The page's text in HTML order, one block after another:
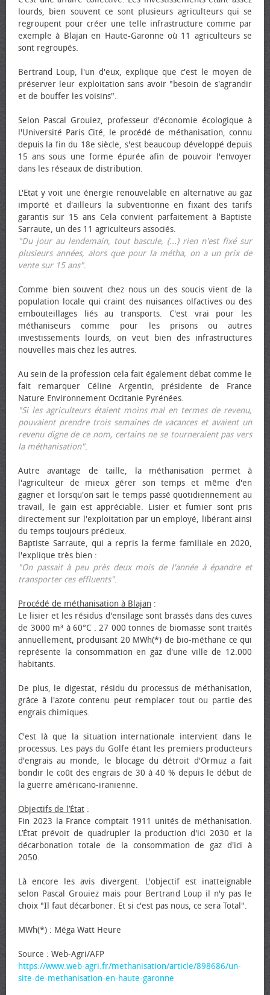
lourds, bien souvent ce sont plusieurs agriculteurs qui se
regroupent pour créer une telle infrastructure comme par
exemple à Blajan en Haute-Garonne où 11 agriculteurs se
sont regroupés.
Bertrand Loup, l'un d'eux, explique que c'est le moyen de
préserver leur exploitation sans avoir "besoin de s'agrandir
et de bouffer les voisins".
Selon Pascal Grouiez, professeur d'économie écologique à
l'Université Paris Cité, le procédé de méthanisation, connu
depuis la fin du 18e siècle, s'est beaucoup développé depuis
15 ans sous une forme épurée afin de pouvoir l'envoyer
dans les réseaux de distribution.
L'Etat y voit une énergie renouvelable en alternative au gaz
importé et d'ailleurs la subventionne en fixant des tarifs
garantis sur 15 ans Cela convient parfaitement à Baptiste
Sarraute, un des 11 agriculteurs associés.
"Du jour au lendemain, tout bascule, (...) rien n'est fixé sur
plusieurs années, alors que pour la métha, on a un prix de
vente sur 15 ans".
Comme bien souvent chez nous un des soucis vient de la
population locale qui craint des nuisances olfactives ou des
embouteillages liés au transports. C'est vrai pour les
méthaniseurs comme pour les prisons ou autres
investissements lourds, on veut bien des infrastructures
nouvelles mais chez les autres.
Au sein de la profession cela fait également débat comme le
fait remarquer Céline Argentin, présidente de France
Nature Environnement Occitanie Pyrénées.
"Si les agriculteurs étaient moins mal en termes de revenu,
pouvaient prendre trois semaines de vacances et avaient un
revenu digne de ce nom, certains ne se tourneraient pas vers
la méthanisation".
Autre avantage de taille, la méthanisation permet à
l'agriculteur de mieux gérer son temps et même d'en
gagner et lorsqu'on sait le temps passé quotidiennement au
travail, le gain est appréciable. Lisier et fumier sont pris
directement sur l'exploitation par un employé, libérant ainsi
du temps toujours précieux.
Baptiste Sarraute, qui a repris la ferme familiale en 2020,
l'explique très bien :
"On passait à peu près deux mois de l'année à épandre et
transporter ces effluents".
Procédé de méthanisation à Blajan :
Le lisier et les résidus d'ensilage sont brassés dans des cuves
de 3000 m³ à 60°C . 27 000 tonnes de biomasse sont traités
annuellement, produisant 20 MWh(*) de bio-méthane ce qui
représente la consommation en gaz d'une ville de 12.000
habitants.
De plus, le digestat, résidu du processus de méthanisation,
grâce à l'azote contenu peut remplacer tout ou partie des
engrais chimiques.
C'est là que la situation internationale intervient dans le
processus. Les pays du Golfe étant les premiers producteurs
d'engrais au monde, le blocage du détroit d'Ormuz a fait
bondir le coût des engrais de 30 à 40 % depuis le début de
la guerre américano-iranienne.
Objectifs de l’État :
Fin 2023 la France comptait 1911 unités de méthanisation.
L’État prévoit de quadrupler la production d'ici 2030 et la
décarbonation totale de la consommation de gaz d'ici à
2050.
Là encore les avis divergent. L'objectif est inatteignable
selon Pascal Grouiez mais pour Bertrand Loup il n'y pas le
choix "Il faut décarboner. Et si c'est pas nous, ce sera Total".
MWh(*) : Méga Watt Heure
Source : Web-Agri/AFP
https://www.web-agri.fr/methanisation/article/898686/un-
site-de-methanisation-en-haute-garonne